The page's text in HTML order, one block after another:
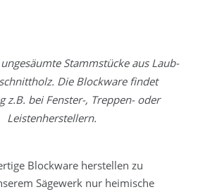
Stammstücke aus Laub-
Die Blockware findet
z.B. bei Fenster-, Treppen- oder
Leistenherstellern.
Blockware herstellen zu
Sägewerk nur heimische